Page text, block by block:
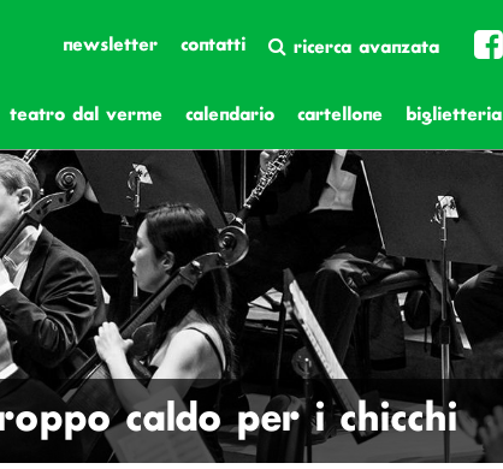
newsletter contatti ricerca avanzata
teatro dal verme calendario cartellone biglietteria
caldo per i chicchi